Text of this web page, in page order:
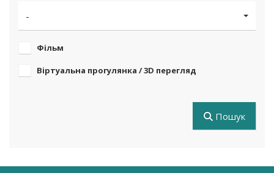
-
Фільм
Віртуальна прогулянка / 3D перегляд
Пошук